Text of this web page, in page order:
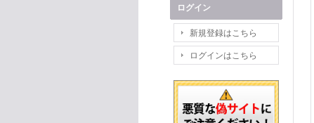
ログイン
新規登録はこちら
ログインはこちら